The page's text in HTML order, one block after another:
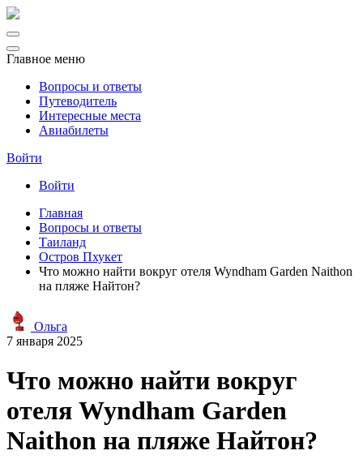
Главное меню
Вопросы и ответы
Путеводитель
Интересные места
Авиабилеты
Войти
Войти
Главная
Вопросы и ответы
Таиланд
Остров Пхукет
Что можно найти вокруг отеля Wyndham Garden Naithon
на пляже Найтон?
Ольга
7 января 2025
Что можно найти вокруг
отеля Wyndham Garden
Naithon на пляже Найтон?